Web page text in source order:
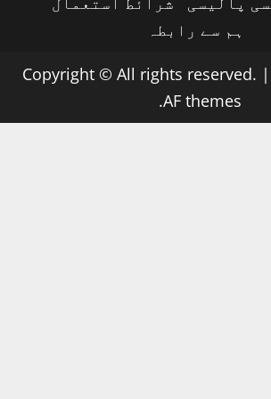
ہم سے رابطہ
Copyright © All rights reserved. |
AF themes.